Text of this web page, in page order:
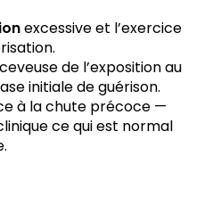
excessive et l’exercice
de l’exposition au
initiale de guérison.
à la chute précoce —
ce qui est normal